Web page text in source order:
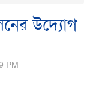
উদ্যোগ
PM